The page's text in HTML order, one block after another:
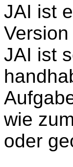
JAI ist
JAI ist
wie
oder